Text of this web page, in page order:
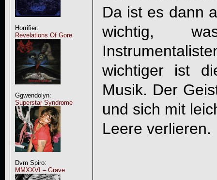
Horrifier:
Revelations Of Gore
Ggwendolyn:
Superstar Syndrome
Dvm Spiro:
MMXXVI – Grave
Da ist es dann
wichtig,
wichtiger ist
Musik. Der
und sich mit
Leere verlieren.